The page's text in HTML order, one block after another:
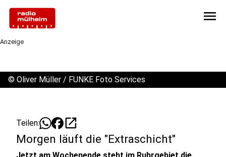
menu
Anzeige
© Oliver Müller / FUNKE Foto Services
Teilen: open_in_new
Morgen läuft die "Extraschicht"